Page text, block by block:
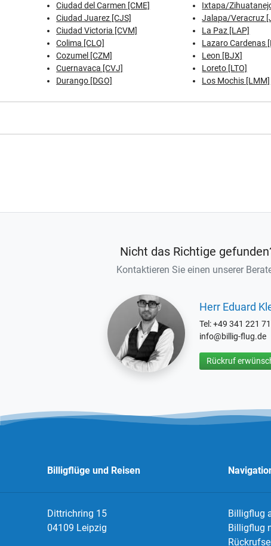
Ciudad del Carmen [CME]
Ciudad Juarez [CJS]
Ciudad Victoria [CVM]
Colima [CLQ]
Cozumel [CZM]
Cuernavaca [CVJ]
Durango [DGO]
Ixtapa/
Jalapa/Veracruz
La Paz [LAP]
Lazaro Cardenas
Leon [BJX]
Loreto [LTO]
Los Mochis [LMM]
Nicht das Richtige
Kontaktieren Sie einen unserer
Herr Eduard
Tel: +49 341 221
info@billig-flug.de
Rückruf
Billigflüge und Reisen
Dittrichring 15
04109 Leipzig
Billigflug
Billigflug